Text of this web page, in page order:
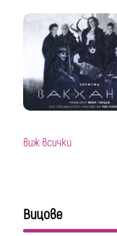
виж всички
Вицове